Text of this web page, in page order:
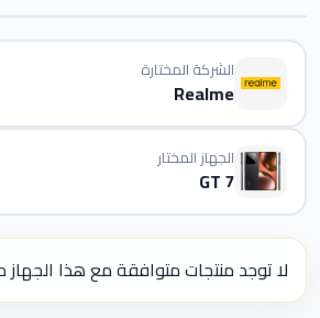
الشركة المختارة
Realme
الجهاز المختار
GT 7
لا توجد منتجات متوافقة مع هذا الجهاز